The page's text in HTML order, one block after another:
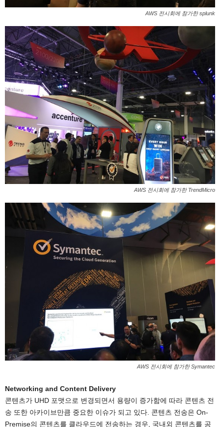
AWS 전시회에 참가한 splunk
AWS 전시회에 참가한 TrendMicro
AWS 전시회에 참가한 Symantec
Networking and Content Delivery
콘텐츠가 UHD 포맷으로 변경되면서 용량이 증가함에 따라 콘텐츠 전
송 또한 아카이브만큼 중요한 이슈가 되고 있다. 콘텐츠 전송은 On-
Premise의 콘텐츠를 클라우드에 전송하는 경우, 국내외 콘텐츠를 공